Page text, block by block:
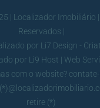
| Localizador Imobiliário
Reservados |
por Li7 Design -
por Li9 Host | Web
com o website?
retire (*)